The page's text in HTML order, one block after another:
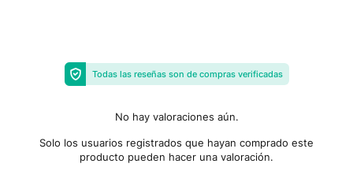
Todas las reseñas son de compras verificadas
No hay valoraciones aún.
Solo los usuarios registrados que hayan comprado este
producto pueden hacer una valoración.